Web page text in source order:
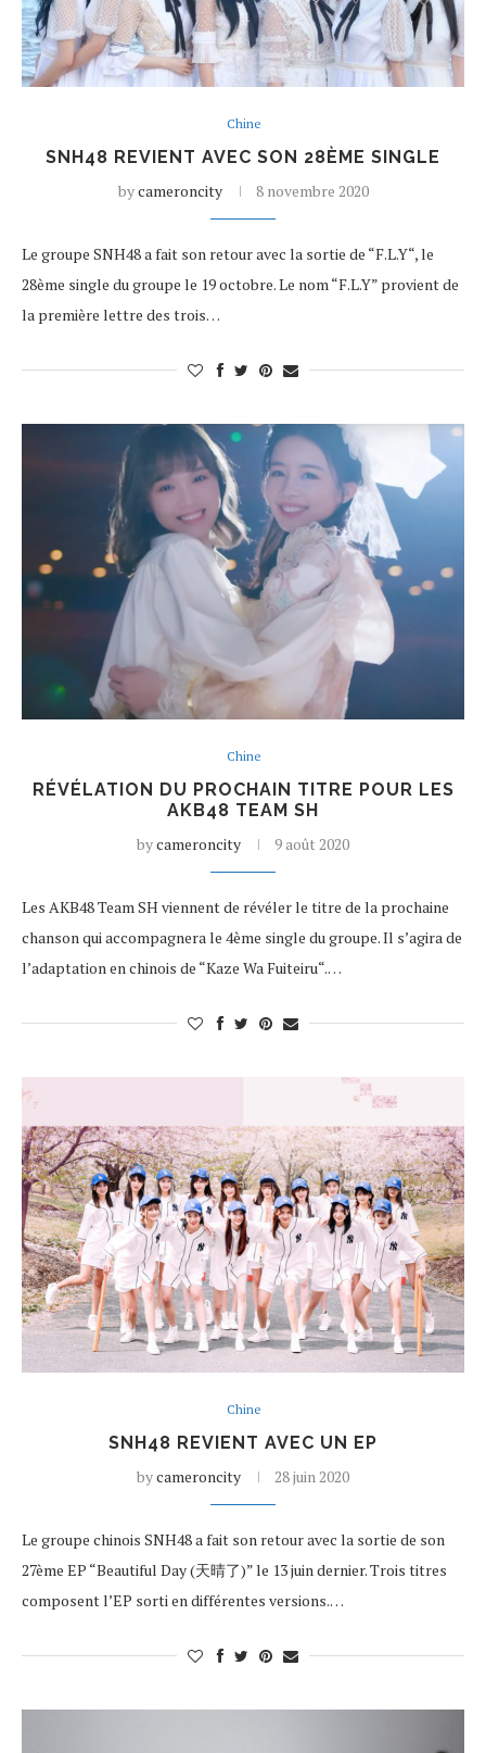
Chine
SNH48 REVIENT AVEC SON 28ÈME SINGLE
bycameroncity 8 novembre 2020
Le groupe SNH48 a fait son retour avec la sortie de “F.L.Y“, le
28ème single du groupe le 19 octobre. Le nom “F.L.Y” provient de
la première lettre des trois…
Chine
RÉVÉLATION DU PROCHAIN TITRE POUR LES
AKB48 TEAM SH
bycameroncity 9 août 2020
Les AKB48 Team SH viennent de révéler le titre de la prochaine
chanson qui accompagnera le 4ème single du groupe. Il s’agira de
l’adaptation en chinois de “Kaze Wa Fuiteiru“.…
Chine
SNH48 REVIENT AVEC UN EP
bycameroncity 28 juin 2020
Le groupe chinois SNH48 a fait son retour avec la sortie de son
27ème EP “Beautiful Day (天晴了)” le 13 juin dernier. Trois titres
composent l’EP sorti en différentes versions.…